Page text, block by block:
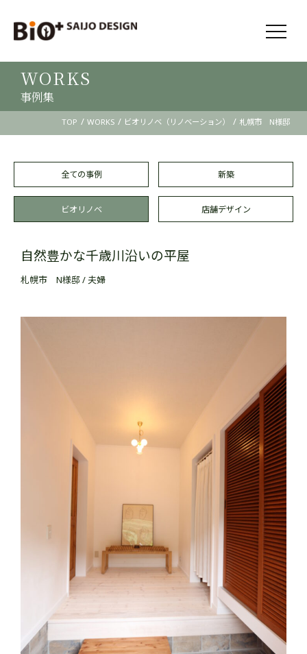
WORKS
事例集
TOP /WORKS / ビオリノベ（リノベーション） / 札幌市 N様邸
全ての事例
新築
ビオリノベ
店舗デザイン
自然豊かな千歳川沿いの平屋
札幌市 N様邸 / 夫婦